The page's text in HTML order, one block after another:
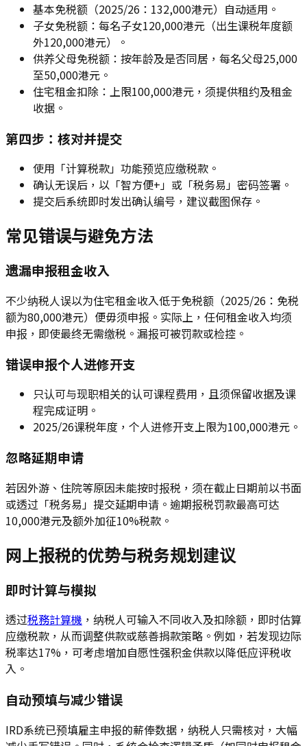
基本免税额（2025/26：132,000港元）自动适用。
子女免税额：每名子女120,000港元（出生课税年度额
外120,000港元）。
供养父母免税额：按年龄及是否同居，每名父母25,000
至50,000港元。
住宅租金扣除：上限100,000港元，须提供租约及租金
收据。
第四步：核对并提交
使用「计算税款」功能预览应缴税款。
确认无误后，以「智方便+」或「税务易」密码签署。
提交后系统即时发出确认编号，建议截图保存。
常见错误与避免方法
遗漏申报租金收入
不少纳税人误以为住宅租金收入低于免税额（2025/26：免税
额为80,000港元）便毋须申报。实际上，任何租金收入均须
申报，即使最终无需缴税。漏报可被罚款或检控。
错误申报个人进修开支
只认可与现职相关的认可课程费用，且须保留收据及课
程完成证明。
2025/26课税年度，个人进修开支上限为100,000港元。
忽略延期申请
若因外游、住院等原因未能按时报税，须在截止日期前以书面
或透过「税务易」提交延期申请。逾期报税罚款最高可达
10,000港元及额外加征10%税款。
网上报税的优势与税务规划建议
即时计算与模拟
透过税務計算機 ，纳税人可输入不同收入及扣除额，即时估算
应缴税款，从而调整供款或慈善捐款策略。例如，若发现边际
税率达17%，可考虑增加自愿性强积金供款以降低应评税收
入。
自动预填与减少错误
IRD系统已预填雇主申报的薪俸数据，纳税人只需核对，大幅